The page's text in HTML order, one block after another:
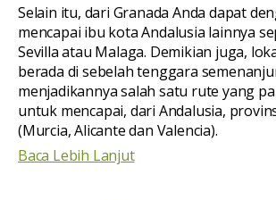
Selain itu, dari Granada Anda dapat
mencapai ibu kota Andalusia lainnya
Sevilla atau Malaga. Demikian juga,
berada di sebelah tenggara
menjadikannya salah satu rute yang
untuk mencapai, dari Andalusia,
(Murcia, Alicante dan Valencia).
Baca Lebih Lanjut